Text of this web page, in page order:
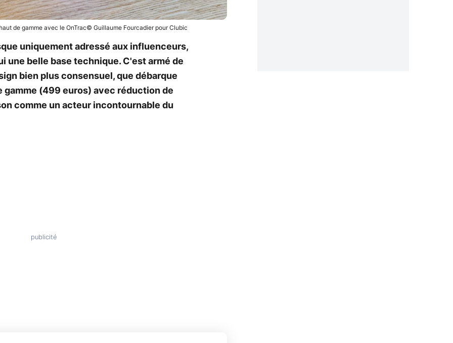
de gamme avec le OnTrac© Guillaume Fourcadier pour Clubic
uniquement adressé aux influenceurs,
une belle base technique. C'est armé de
bien plus consensuel, que débarque
gamme (499 euros) avec réduction de
comme un acteur incontournable du